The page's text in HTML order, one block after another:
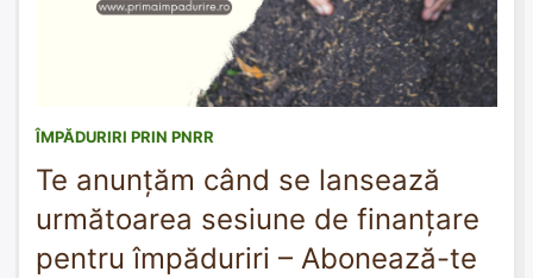
ÎMPĂDURIRI PRIN PNRR
Te anunțăm când se lansează
următoarea sesiune de finanțare
pentru împăduriri – Abonează-te